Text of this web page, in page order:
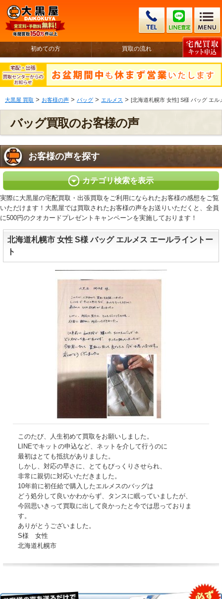
初めての方 買取の流れ
大黒屋 買取 > お客様の声 > バッグ > エルメス > [北海道札幌市 女性] S様 バッグ エル
バッグ買取のお客様の声
お客様の声を探す
カテゴリ検索を表示
実際に大黒屋の宅配買取・出張買取をご利用になられたお客様の感想をご覧
いただけます！大黒屋では買取されたお客様の声をお送りいただくと、全員
に500円のクオカードプレゼントキャンペーンを実施しております！
北海道札幌市 女性 S様 バッグ エルメス エールライントー
ト
このたび、人生初めて買取をお願いしました。
LINEでキットの申込など、ネットを介して行うのに
最初はとても抵抗がありました。
しかし、対応の早さに、とてもびっくりさせられ、
非常に親切に対応いただきました。
10年前に初任給で購入したエルメスのバッグは
どう処分して良いかわからず、タンスに眠っていましたが、
今回思いきって買取に出して良かったと今では思っておりま
す。
ありがとうございました。
S様 女性
北海道札幌市